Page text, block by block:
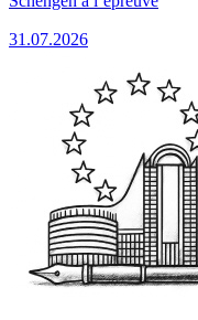
31.07.2026